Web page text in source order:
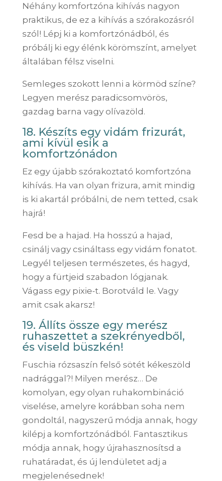
Néhány komfortzóna kihívás nagyon
praktikus, de ez a kihívás a szórakozásról
szól! Lépj ki a komfortzónádból, és
próbálj ki egy élénk körömszínt, amelyet
általában félsz viselni.
Semleges szokott lenni a körmöd színe?
Legyen merész paradicsomvörös,
gazdag barna vagy olívazöld.
18. Készíts egy vidám frizurát,
ami kívül esik a
komfortzónádon
Ez egy újabb szórakoztató komfortzóna
kihívás. Ha van olyan frizura, amit mindig
is ki akartál próbálni, de nem tetted, csak
hajrá!
Fesd be a hajad. Ha hosszú a hajad,
csinálj vagy csináltass egy vidám fonatot.
Legyél teljesen természetes, és hagyd,
hogy a fürtjeid szabadon lógjanak.
Vágass egy pixie-t. Borotváld le. Vagy
amit csak akarsz!
19. Állíts össze egy merész
ruhaszettet a szekrényedből,
és viseld büszkén!
Fuschia rózsaszín felső sötét kékeszöld
nadrággal?! Milyen merész… De
komolyan, egy olyan ruhakombináció
viselése, amelyre korábban soha nem
gondoltál, nagyszerű módja annak, hogy
kilépj a komfortzónádból. Fantasztikus
módja annak, hogy újrahasznosítsd a
ruhatáradat, és új lendületet adj a
megjelenésednek!